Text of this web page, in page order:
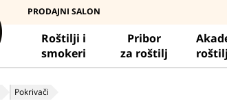
PRODAJNI SALON
Roštilji i
smokeri
Pribor
za roštilj
Pokrivači